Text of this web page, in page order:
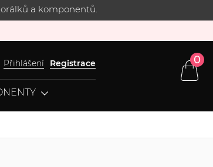
a komponentů.
Přihlášení Registrace 0